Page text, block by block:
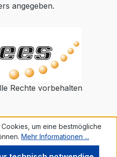
angegeben.
Rechte vorbehalten
um eine bestmögliche
Mehr Informationen ...